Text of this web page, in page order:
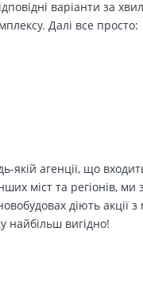
варіанти за
Далі все просто:
агенції, що
міст та регіонів,
діють
найбільш вигідно!